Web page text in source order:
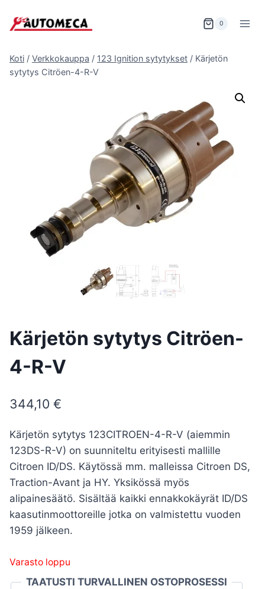
sisältöön
0
Koti / Verkkokauppa / 123 Ignition sytytykset / Kärjetön
sytytys Citröen-4-R-V
Kärjetön sytytys Citröen-
4-R-V
344,10 €
Kärjetön sytytys 123CITROEN-4-R-V (aiemmin
123DS-R-V) on suunniteltu erityisesti mallille
Citroen ID/DS. Käytössä mm. malleissa Citroen DS,
Traction-Avant ja HY. Yksikössä myös
alipainesäätö. Sisältää kaikki ennakkokäyrät ID/DS
kaasutinmoottoreille jotka on valmistettu vuoden
1959 jälkeen.
Varasto loppu
TAATUSTI TURVALLINEN OSTOPROSESSI